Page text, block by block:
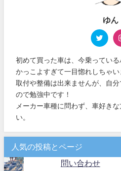
ゆん
初めて買った車は、今乗っている
かっこよすぎて一目惚れしちゃ
取付や整備は出来ませんが、自
ので勉強中です！
メーカー車種に問わず、車好き
い。
人気の投稿とページ
問い合わせ